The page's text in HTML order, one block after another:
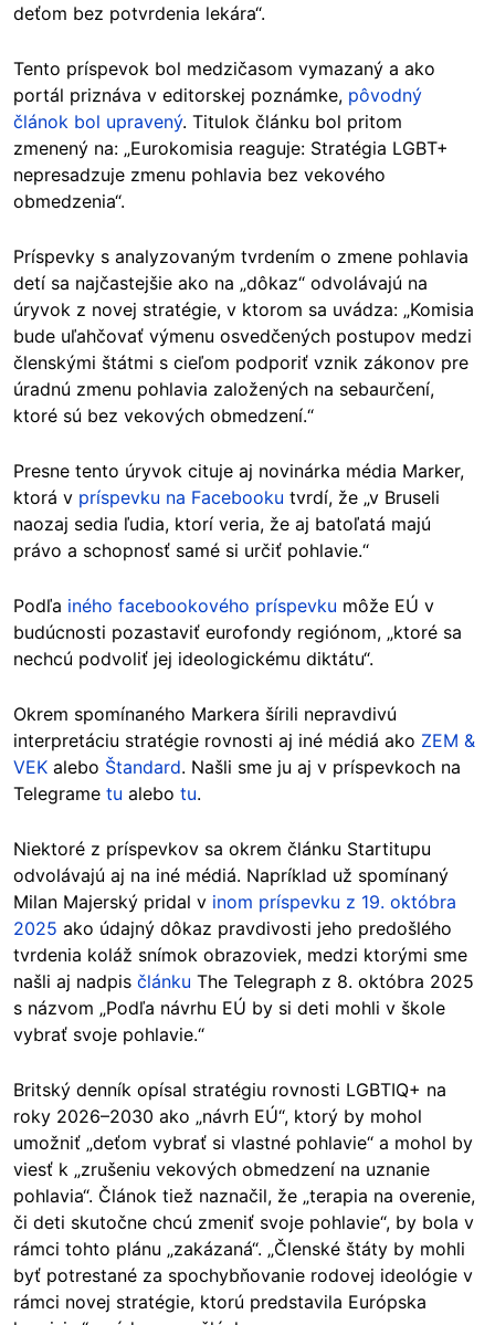
deťom bez potvrdenia lekára“.
Tento príspevok bol medzičasom vymazaný a ako
portál priznáva v editorskej poznámke, pôvodný
článok bol upravený. Titulok článku bol pritom
zmenený na: „Eurokomisia reaguje: Stratégia LGBT+
nepresadzuje zmenu pohlavia bez vekového
obmedzenia“.
Príspevky s analyzovaným tvrdením o zmene pohlavia
detí sa najčastejšie ako na „dôkaz“ odvolávajú na
úryvok z novej stratégie, v ktorom sa uvádza: „Komisia
bude uľahčovať výmenu osvedčených postupov medzi
členskými štátmi s cieľom podporiť vznik zákonov pre
úradnú zmenu pohlavia založených na sebaurčení,
ktoré sú bez vekových obmedzení.“
Presne tento úryvok cituje aj novinárka média Marker,
ktorá v príspevku na Facebooku tvrdí, že „v Bruseli
naozaj sedia ľudia, ktorí veria, že aj batoľatá majú
právo a schopnosť samé si určiť pohlavie.“
Podľa iného facebookového príspevku môže EÚ v
budúcnosti pozastaviť eurofondy regiónom, „ktoré sa
nechcú podvoliť jej ideologickému diktátu“.
Okrem spomínaného Markera šírili nepravdivú
interpretáciu stratégie rovnosti aj iné médiá ako ZEM &
VEK alebo Štandard. Našli sme ju aj v príspevkoch na
Telegrame tu alebo tu.
Niektoré z príspevkov sa okrem článku Startitupu
odvolávajú aj na iné médiá. Napríklad už spomínaný
Milan Majerský pridal v inom príspevku z 19. októbra
2025 ako údajný dôkaz pravdivosti jeho predošlého
tvrdenia koláž snímok obrazoviek, medzi ktorými sme
našli aj nadpis článku The Telegraph z 8. októbra 2025
s názvom „Podľa návrhu EÚ by si deti mohli v škole
vybrať svoje pohlavie.“
Britský denník opísal stratégiu rovnosti LGBTIQ+ na
roky 2026–2030 ako „návrh EÚ“, ktorý by mohol
umožniť „deťom vybrať si vlastné pohlavie“ a mohol by
viesť k „zrušeniu vekových obmedzení na uznanie
pohlavia“. Článok tiež naznačil, že „terapia na overenie,
či deti skutočne chcú zmeniť svoje pohlavie“, by bola v
rámci tohto plánu „zakázaná“. „Členské štáty by mohli
byť potrestané za spochybňovanie rodovej ideológie v
rámci novej stratégie, ktorú predstavila Európska